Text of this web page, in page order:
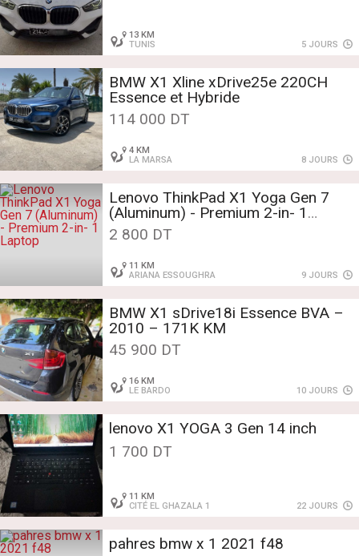
13 KM
TUNIS
5 JOURS
BMW X1 Xline xDrive25e 220CH
Essence et Hybride
114 000 DT
4 KM
LA MARSA
8 JOURS
Lenovo ThinkPad X1 Yoga Gen 7
(Aluminum) - Premium 2-in- 1
Laptop
2 800 DT
11 KM
ARIANA ESSOUGHRA
9 JOURS
BMW X1 sDrive18i Essence BVA –
2010 – 171K KM
45 900 DT
16 KM
LE BARDO
10 JOURS
lenovo X1 YOGA 3 Gen 14 inch
1 700 DT
11 KM
CITÉ EL GHAZALA 1
22 JOURS
pahres bmw x 1 2021 f48